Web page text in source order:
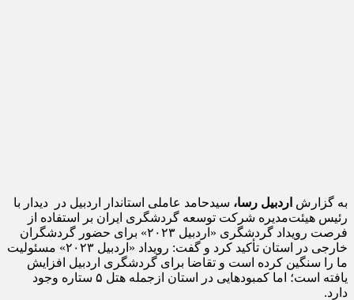
به گزارش اردبیل رسا، سیدحامد عاملی استاندار اردبیل در دیدار با
رئیس هیئت‌مدیره شرکت توسعه گردشگری ایران بر استفاده از
فرصت رویداد گردشگری «اردبیل ۲۰۲۳» برای حضور گردشگران
خارجی در استان تأکید کرد و گفت: رویداد «اردبیل ۲۰۲۳» مسئولیت
ما را سنگین کرده است و تقاضا برای گردشگری اردبیل افزایش
یافته است؛ اما کمبودهایی در استان ازجمله هتل ۵ ستاره وجود
دارد.